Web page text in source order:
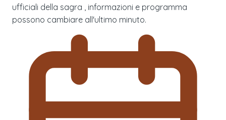
ufficiali della sagra , informazioni e programma
possono cambiare all'ultimo minuto.